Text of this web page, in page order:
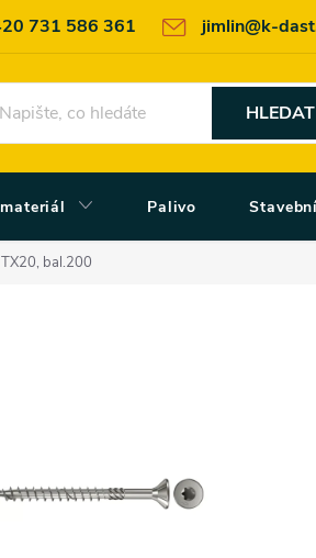
731 586 361 jimlin@k-
Obchodní podmínky Moje
HLEDAT
Palivo
bal.200